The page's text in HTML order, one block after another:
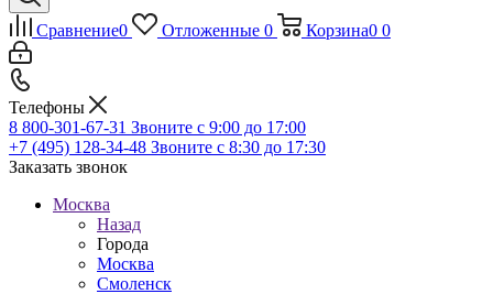
Сравнение0 Отложенные 0 Корзина0 0
Телефоны
8 800-301-67-31 Звоните с 9:00 до 17:00
+7 (495) 128-34-48 Звоните с 8:30 до 17:30
Заказать звонок
Москва
Назад
Города
Москва
Смоленск